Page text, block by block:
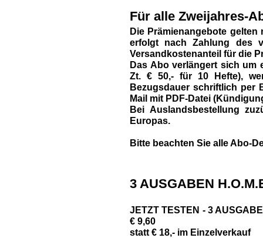
Für alle Zweijahres-
Die Prämienangebote
erfolgt nach Zahlung des
Versandkostenanteil für die
Das Abo verlängert sich um
Zt. € 50,- für 10 Hefte),
Bezugsdauer schriftlich per
Mail mit PDF-Datei
Bei Auslandsbestellung
Europas.
Bitte beachten Sie alle Abo-
3 AUSGABEN
JETZT TESTEN - 3
€ 9,60
statt € 18,- im Einzelverkauf